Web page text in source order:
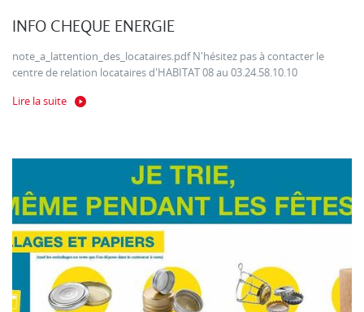
INFO CHEQUE ENERGIE
note_a_lattention_des_locataires.pdf N'hésitez pas à contacter le
centre de relation locataires d'HABITAT 08 au 03.24.58.10.10
Lire la suite